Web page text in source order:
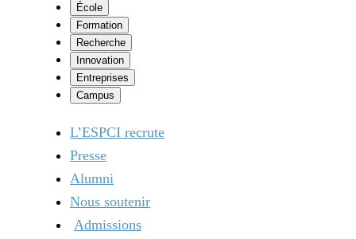
École
Formation
Recherche
Innovation
Entreprises
Campus
L’ESPCI recrute
Presse
Alumni
Nous soutenir
Admissions